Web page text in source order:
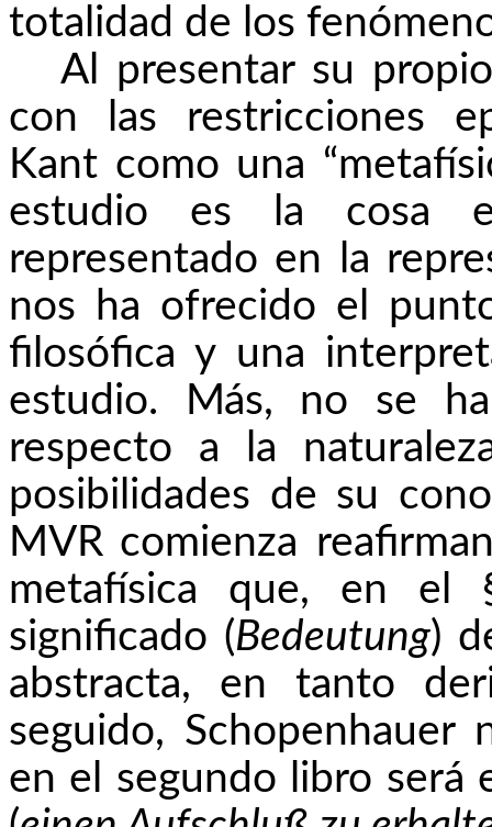
totalidad de los
Al presentar su
con las restricciones
Kant como una
estudio es la cosa
representado en la
nos ha ofrecido el
filosófica y una
estudio. Más, no se
respecto a la
posibilidades de su
MVR comienza
metafísica que, en el
significado (Bedeutung)
abstracta, en tanto
seguido,
en el segundo libro será